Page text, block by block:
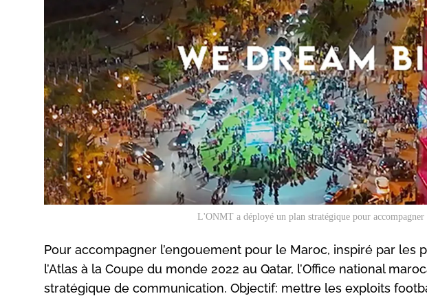
L'ONMT a déployé un plan stratégique pour
Pour accompagner l’engouement pour le Maroc, inspiré par les
l’Atlas à la Coupe du monde 2022 au Qatar, l’Office national
stratégique de communication. Objectif: mettre les exploits